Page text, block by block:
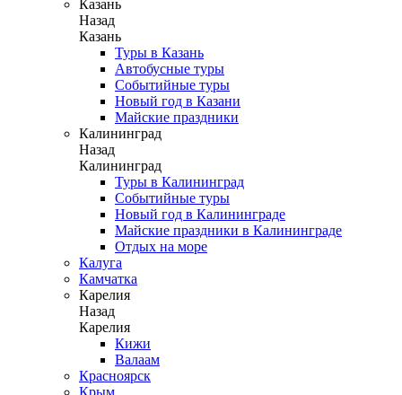
Казань
Назад
Казань
Туры в Казань
Автобусные туры
Событийные туры
Новый год в Казани
Майские праздники
Калининград
Назад
Калининград
Туры в Калининград
Событийные туры
Новый год в Калининграде
Майские праздники в Калининграде
Отдых на море
Калуга
Камчатка
Карелия
Назад
Карелия
Кижи
Валаам
Красноярск
Крым